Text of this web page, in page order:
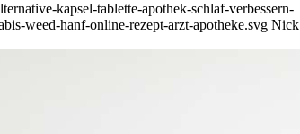
kapsel-tablette-apothek-schlaf-verbessern-
weed-hanf-online-rezept-arzt-apotheke.svg Nick